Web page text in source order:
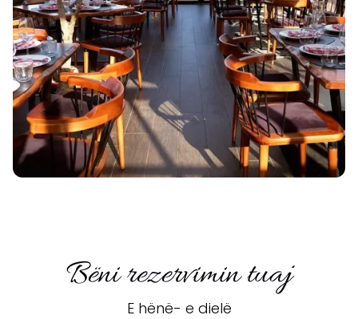
Bëni rezervimin tuaj
E hënë- e dielë